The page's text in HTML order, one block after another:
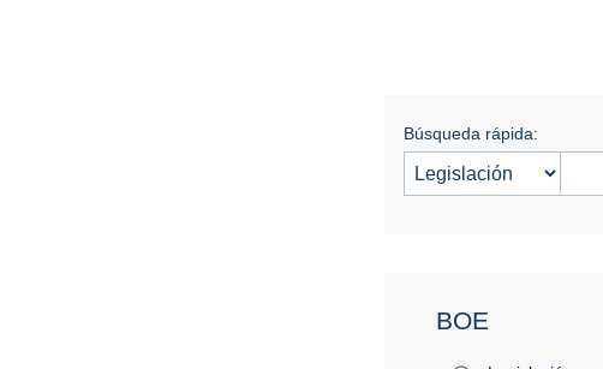
Búsqueda rápida:
BOE